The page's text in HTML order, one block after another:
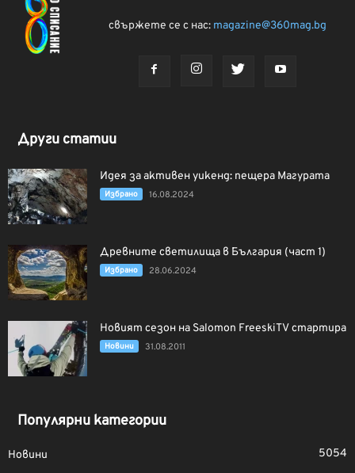
свържете се с нас: magazine@360mag.bg
Други статии
Идея за активен уикенд: пещера Магурата
Избрано 16.08.2024
Древните светилища в България (част 1)
Избрано 28.06.2024
Новият сезон на Salomon FreeskiTV стартира
Новини 31.08.2011
Популярни категории
Новини
5054